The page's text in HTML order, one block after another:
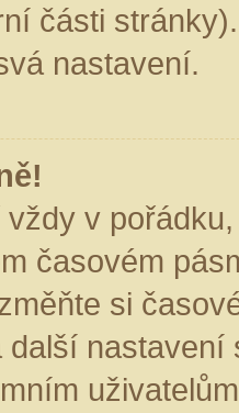
části
nastavení.
v
časovém
si